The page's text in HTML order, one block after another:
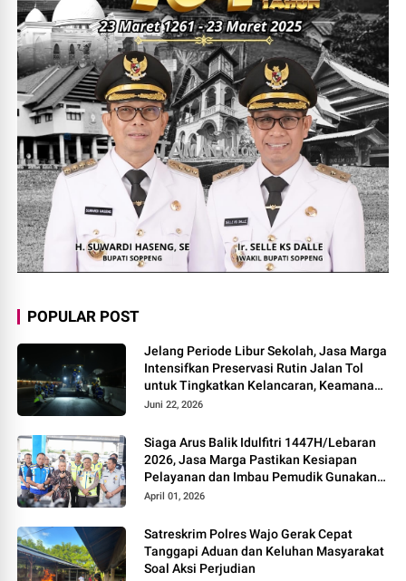
POPULAR POST
Jelang Periode Libur Sekolah, Jasa Marga
Intensifkan Preservasi Rutin Jalan Tol
untuk Tingkatkan Kelancaran, Keamanan
dan Kenyamanan Perjalanan
Juni 22, 2026
Siaga Arus Balik Idulfitri 1447H/Lebaran
2026, Jasa Marga Pastikan Kesiapan
Pelayanan dan Imbau Pemudik Gunakan
Rest Area Alternatif
April 01, 2026
Satreskrim Polres Wajo Gerak Cepat
Tanggapi Aduan dan Keluhan Masyarakat
Soal Aksi Perjudian